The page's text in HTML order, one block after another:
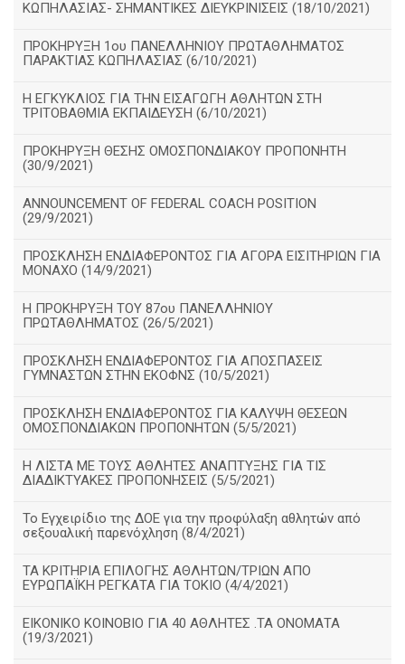
ΚΩΠΗΛΑΣΙΑΣ- ΣΗΜΑΝΤΙΚΕΣ ΔΙΕΥΚΡΙΝΙΣΕΙΣ (18/10/2021)
ΠΡΟΚΗΡΥΞΗ 1ου ΠΑΝΕΛΛΗΝΙΟΥ ΠΡΩΤΑΘΛΗΜΑΤΟΣ
ΠΑΡΑΚΤΙΑΣ ΚΩΠΗΛΑΣΙΑΣ (6/10/2021)
Η ΕΓΚΥΚΛΙΟΣ ΓΙΑ ΤΗΝ ΕΙΣΑΓΩΓΗ ΑΘΛΗΤΩΝ ΣΤΗ
ΤΡΙΤΟΒΑΘΜΙΑ ΕΚΠΑΙΔΕΥΣΗ (6/10/2021)
ΠΡΟΚΗΡΥΞΗ ΘΕΣΗΣ ΟΜΟΣΠΟΝΔΙΑΚΟΥ ΠΡΟΠΟΝΗΤΗ
(30/9/2021)
ANNOUNCEMENT OF FEDERAL COACH POSITION
(29/9/2021)
ΠΡΟΣΚΛΗΣΗ ΕΝΔΙΑΦΕΡΟΝΤΟΣ ΓΙΑ ΑΓΟΡΑ ΕΙΣΙΤΗΡΙΩΝ ΓΙΑ
ΜΟΝΑΧΟ (14/9/2021)
Η ΠΡΟΚΗΡΥΞΗ ΤΟΥ 87ου ΠΑΝΕΛΛΗΝΙΟΥ
ΠΡΩΤΑΘΛΗΜΑΤΟΣ (26/5/2021)
ΠΡΟΣΚΛΗΣΗ ΕΝΔΙΑΦΕΡΟΝΤΟΣ ΓΙΑ ΑΠΟΣΠΑΣΕΙΣ
ΓΥΜΝΑΣΤΩΝ ΣΤΗΝ ΕΚΟΦΝΣ (10/5/2021)
ΠΡΟΣΚΛΗΣΗ ΕΝΔΙΑΦΕΡΟΝΤΟΣ ΓΙΑ ΚΑΛΥΨΗ ΘΕΣΕΩΝ
ΟΜΟΣΠΟΝΔΙΑΚΩΝ ΠΡΟΠΟΝΗΤΩΝ (5/5/2021)
H ΛΙΣΤΑ ΜΕ ΤΟΥΣ ΑΘΛΗΤΕΣ ΑΝΑΠΤΥΞΗΣ ΓΙΑ ΤΙΣ
ΔΙΑΔΙΚΤΥΑΚΕΣ ΠΡΟΠΟΝΗΣΕΙΣ (5/5/2021)
Το Εγχειρίδιο της ΔΟΕ για την προφύλαξη αθλητών από
σεξουαλική παρενόχληση (8/4/2021)
ΤΑ ΚΡΙΤΗΡΙΑ ΕΠΙΛΟΓΗΣ ΑΘΛΗΤΩΝ/ΤΡΙΩΝ ΑΠΟ
ΕΥΡΩΠΑΪΚΗ ΡΕΓΚΑΤΑ ΓΙΑ ΤΟΚΙΟ (4/4/2021)
ΕΙΚΟΝΙΚΟ ΚΟΙΝΟΒΙΟ ΓΙΑ 40 ΑΘΛΗΤΕΣ .ΤΑ ΟΝΟΜΑΤΑ
(19/3/2021)